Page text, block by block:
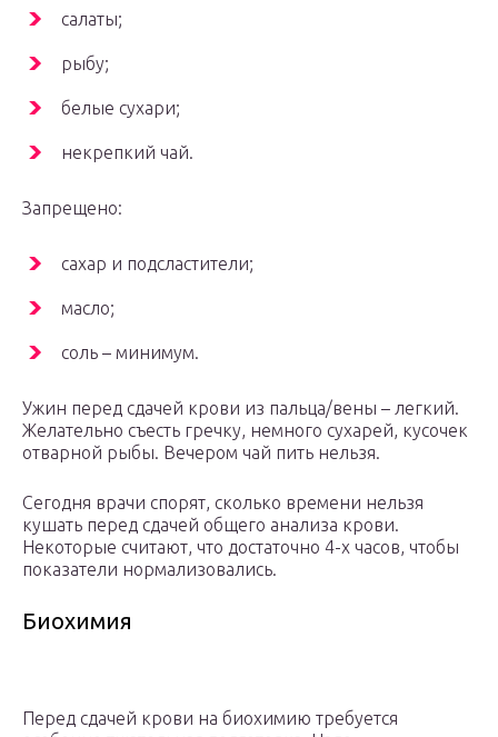
салаты;
рыбу;
белые сухари;
некрепкий чай.
Запрещено:
сахар и подсластители;
масло;
соль – минимум.
Ужин перед сдачей крови из пальца/вены – легкий.
Желательно съесть гречку, немного сухарей, кусочек
отварной рыбы. Вечером чай пить нельзя.
Сегодня врачи спорят, сколько времени нельзя
кушать перед сдачей общего анализа крови.
Некоторые считают, что достаточно 4-х часов, чтобы
показатели нормализовались.
Биохимия
Перед сдачей крови на биохимию требуется